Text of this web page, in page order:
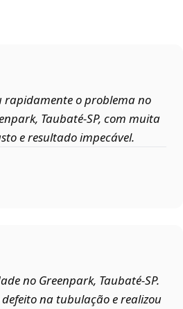
rapidamente o problema no
Taubaté‑SP, com muita
e resultado impecável.
no Greenpark, Taubaté‑SP.
na tubulação e realizou